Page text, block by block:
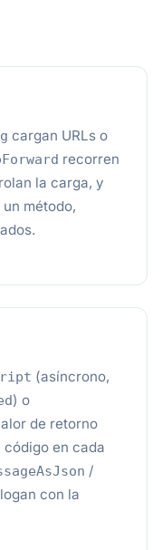
cargan URLs o
recorren
la carga, y
método,
(asíncrono,
) o
de retorno
código en cada
/
con la